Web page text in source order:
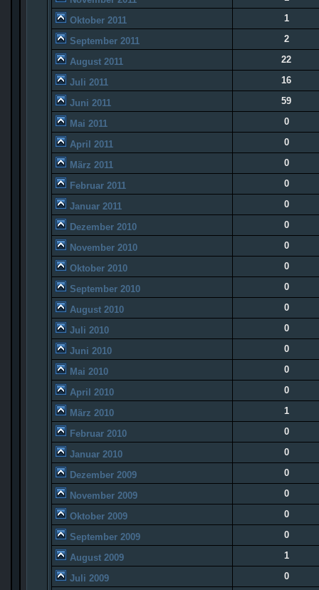
Oktober 2011 1
September 2011 2
August 2011 22
Juli 2011 16
Juni 2011 59
Mai 2011 0
April 2011 0
März 2011 0
Februar 2011 0
Januar 2011 0
Dezember 2010 0
November 2010 0
Oktober 2010 0
September 2010 0
August 2010 0
Juli 2010 0
Juni 2010 0
Mai 2010 0
April 2010 0
März 2010 1
Februar 2010 0
Januar 2010 0
Dezember 2009 0
November 2009 0
Oktober 2009 0
September 2009 0
August 2009 1
Juli 2009 0